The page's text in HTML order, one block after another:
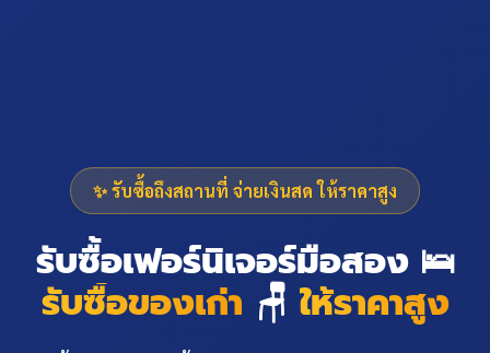
✨ รับซื้อถึงสถานที่ จ่ายเงินสด ให้ราคาสูง
รับซื้อเฟอร์นิเจอร์มือสอง 🛌
รับซื้อของเก่า 🪑 ให้ราคาสูง